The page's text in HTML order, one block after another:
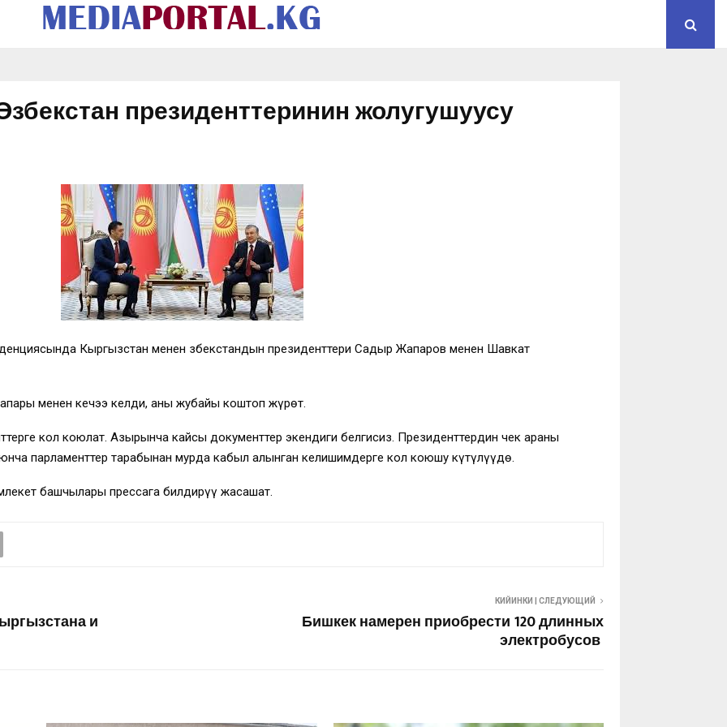
президенттеринин жолугушуусу
Кыргызстан менен Өзбекстандын президенттери Садыр Жапаров менен Шавкат
менен кечээ келди, аны жубайы коштоп жүрөт.
кол коюлат. Азырынча кайсы документтер экендиги белгисиз. Президенттердин чек араны
парламенттер тарабынан мурда кабыл алынган келишимдерге кол коюшу күтүлүүдө.
башчылары прессага билдирүү жасашат.
и
КИЙИНКИ | СЛЕДУЮЩИЙ
Бишкек намерен приобрести 120 длинных
электробусов